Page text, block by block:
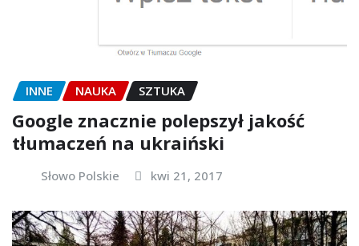
INNE NAUKA SZTUKA
Google znacznie polepszył jakość
tłumaczeń na ukraiński
Słowo Polskie kwi 21, 2017